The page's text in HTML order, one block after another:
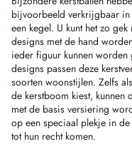
bijvoorbeeld verkrijgbaar in
een kegel. U kunt het zo
designs met de hand
ieder figuur kunnen
designs passen deze
soorten woonstijlen. Zelfs
de kerstboom kiest, kunnen
met de basis versiering
op een speciaal plekje in
tot hun recht komen.